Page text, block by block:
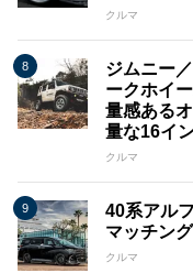
クルマ
ジムニー
ークホイ
量感ある
量な16イ
クルマ
40系アル
マッチン
クルマ